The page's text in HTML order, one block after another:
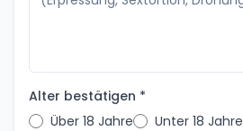
Alter bestätigen *
Über 18 Jahre
Unter 18 Jahre